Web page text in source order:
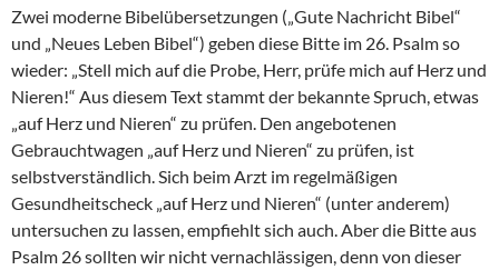
Zwei moderne Bibelübersetzungen („Gute Nachricht Bibel“
und „Neues Leben Bibel“) geben diese Bitte im 26. Psalm so
wieder: „Stell mich auf die Probe, Herr, prüfe mich auf Herz und
Nieren!“ Aus diesem Text stammt der bekannte Spruch, etwas
„auf Herz und Nieren“ zu prüfen. Den angebotenen
Gebrauchtwagen „auf Herz und Nieren“ zu prüfen, ist
selbstverständlich. Sich beim Arzt im regelmäßigen
Gesundheitscheck „auf Herz und Nieren“ (unter anderem)
untersuchen zu lassen, empfiehlt sich auch. Aber die Bitte aus
Psalm 26 sollten wir nicht vernachlässigen, denn von dieser